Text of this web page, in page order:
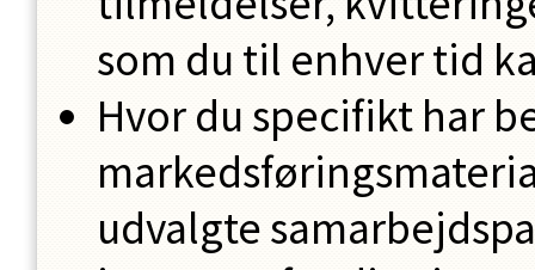
som du til enhver tid
Hvor du specifikt har
udvalgte